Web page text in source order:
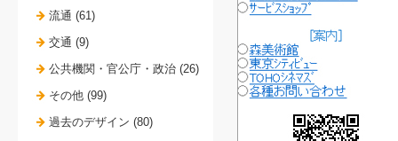
流通 (61)
交通 (9)
公共機関・官公庁・政治 (26)
その他 (99)
過去のデザイン (80)